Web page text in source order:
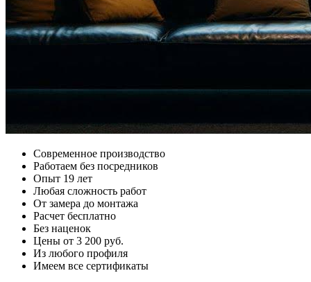
Современное производство
Работаем без посредников
Опыт 19 лет
Любая сложность работ
От замера до монтажа
Расчет бесплатно
Без наценок
Цены от 3 200 руб.
Из любого профиля
Имеем все сертификаты